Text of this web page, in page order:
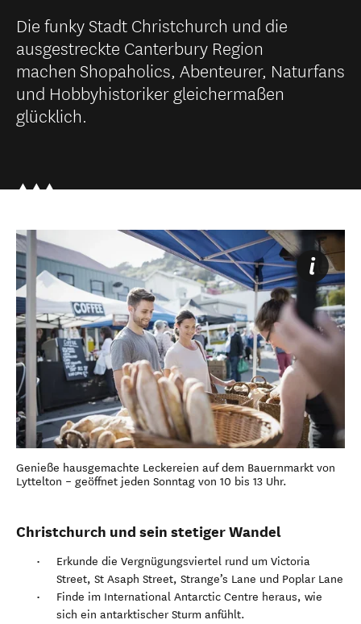
Die funky Stadt Christchurch und die
ausgestreckte Canterbury Region
machen Shopaholics, Abenteurer, Naturfans
und Hobbyhistoriker gleichermaßen
glücklich.
Genieße hausgemachte Leckereien auf dem Bauernmarkt von
Lyttelton – geöffnet jeden Sonntag von 10 bis 13 Uhr.
Christchurch und sein stetiger Wandel
Erkunde die Vergnügungsviertel rund um Victoria
Street, St Asaph Street, Strange’s Lane und Poplar Lane
Finde im International Antarctic Centre heraus, wie
sich ein antarktischer Sturm anfühlt.